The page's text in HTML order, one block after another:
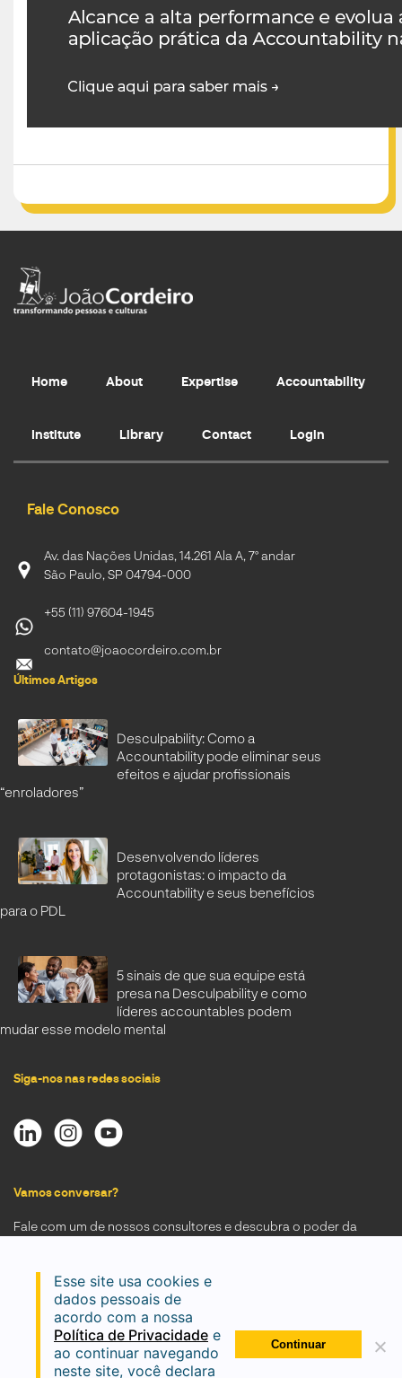
Home About Expertise Accountability
Institute Library Contact Login
Fale Conosco
Av. das Nações Unidas, 14.261 Ala A, 7º andar
São Paulo, SP 04794-000
+55 (11) 97604-1945
contato@joaocordeiro.com.br
Últimos Artigos
Desculpability: Como a
Accountability pode eliminar seus
efeitos e ajudar profissionais
“enroladores”
Desenvolvendo líderes
protagonistas: o impacto da
Accountability e seus benefícios
para o PDL
5 sinais de que sua equipe está
presa na Desculpability e como
líderes accountables podem
mudar esse modelo mental
Siga-nos nas redes sociais
Vamos conversar?
Fale com um de nossos consultores e descubra o poder da
Solicitar Contato
João Cordeiro © 2026 | Todos os direitos reservados |
Esse site usa cookies e
dados pessoais de
acordo com a nossa
Política de Privacidade e
ao continuar navegando
neste site, você declara
Continuar